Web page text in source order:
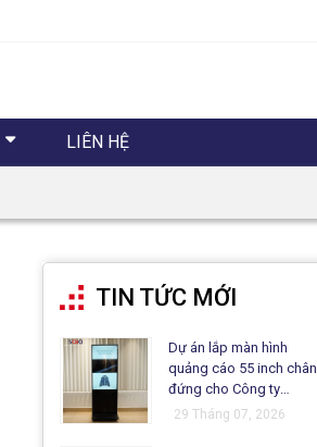
LIÊN HỆ
TIN TỨC MỚI
Dự án lắp màn hình
quảng cáo 55 inch chân
đứng cho Công ty
Matsuo
29 Tháng 07, 2026